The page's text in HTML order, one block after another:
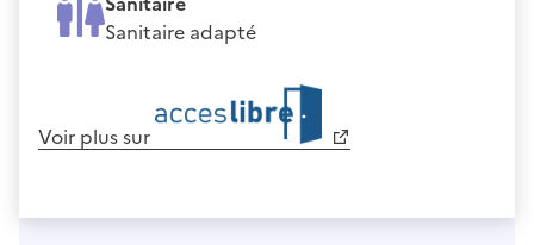
Sanitaire adapté
Voir plus sur